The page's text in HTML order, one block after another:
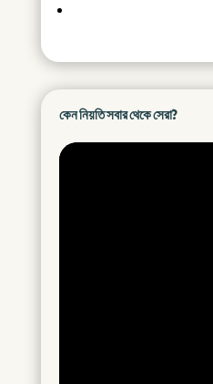
কেন নিয়তি সবার থেকে সেরা?